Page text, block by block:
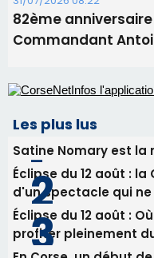
05/08/2026 09:53
Biguglia : messe
procession le 14
Tennis - Début ce
RCPV
31/07/2026 08:22
82ème
Commandant